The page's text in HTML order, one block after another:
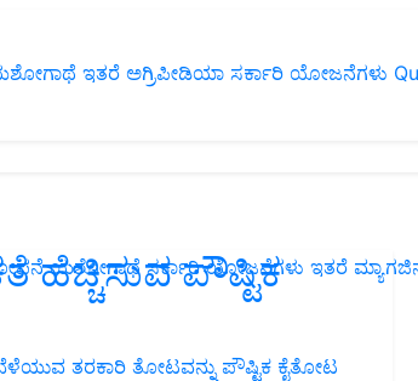
ಇತರೆ ಅಗ್ರಿಪೀಡಿಯಾ ಸರ್ಕಾರಿ ಯೋಜನೆಗಳು
ಯಶೋಗಾಥೆ ಸರ್ಕಾರಿ ಯೋಜನೆಗಳು ಇತರೆ
ಹೆಚ್ಚಿಸುವ ಪೌಷ್ಟಿಕ
ತರಕಾರಿ ತೋಟವನ್ನು ಪೌಷ್ಟಿಕ ಕೈತೋಟ